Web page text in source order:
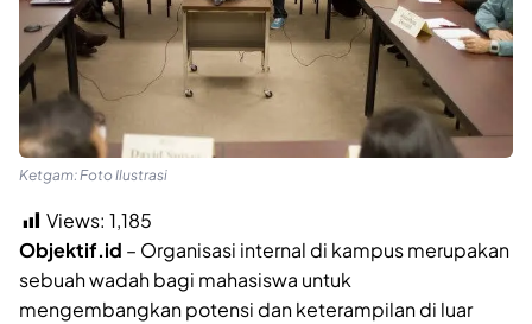
Ketgam: Foto Ilustrasi
Views: 1,185
Objektif.id – Organisasi internal di kampus merupakan
sebuah wadah bagi mahasiswa untuk
mengembangkan potensi dan keterampilan di luar